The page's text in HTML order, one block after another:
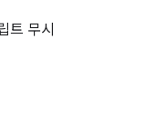
트 무시